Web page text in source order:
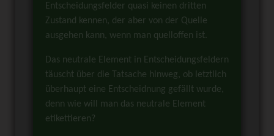
Entscheidungsfelder quasi keinen dritten
Zustand kennen, der aber von der Quelle
ausgehen kann, wenn man quelloffen ist.
Das neutrale Element in Entscheidungsfeldern
täuscht über die Tatsache hinweg, ob letztlich
überhaupt eine Entscheidnung gefällt wurde,
denn wie will man das neutrale Element
etikettieren?